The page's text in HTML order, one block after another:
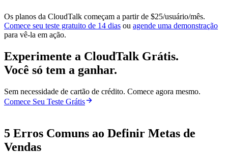
Os planos da CloudTalk começam a partir de $25/usuário/mês.
Comece seu teste gratuito de 14 dias ou agende uma demonstração
para vê-la em ação.
Experimente a CloudTalk Grátis.
Você só tem a ganhar.
Sem necessidade de cartão de crédito. Comece agora mesmo.
Comece Seu Teste Grátis
5 Erros Comuns ao Definir Metas de
Vendas